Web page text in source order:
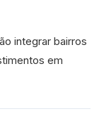
integrar bairros
em